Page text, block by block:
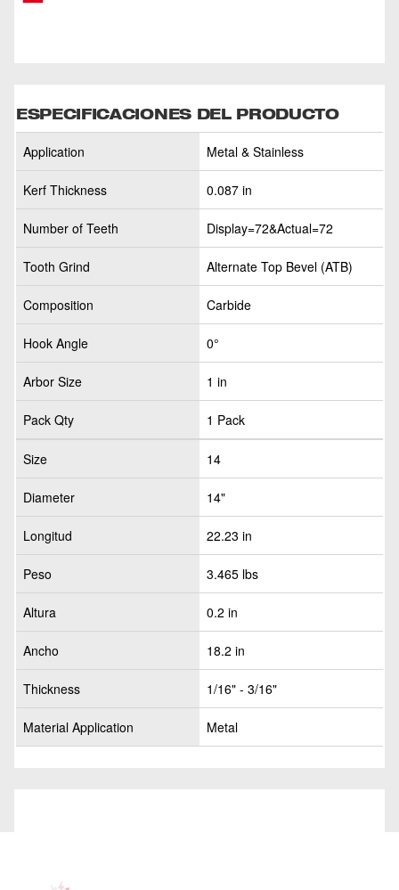
ESPECIFICACIONES DEL PRODUCTO
Application Metal & Stainless
Kerf Thickness 0.087 in
Number of Teeth Display=72&Actual=72
Tooth Grind Alternate Top Bevel (ATB)
Composition Carbide
Hook Angle 0°
Arbor Size 1 in
Pack Qty 1 Pack
Size 14
Diameter 14"
Longitud 22.23 in
Peso 3.465 lbs
Altura 0.2 in
Ancho 18.2 in
Thickness 1/16" - 3/16"
Material Application Metal